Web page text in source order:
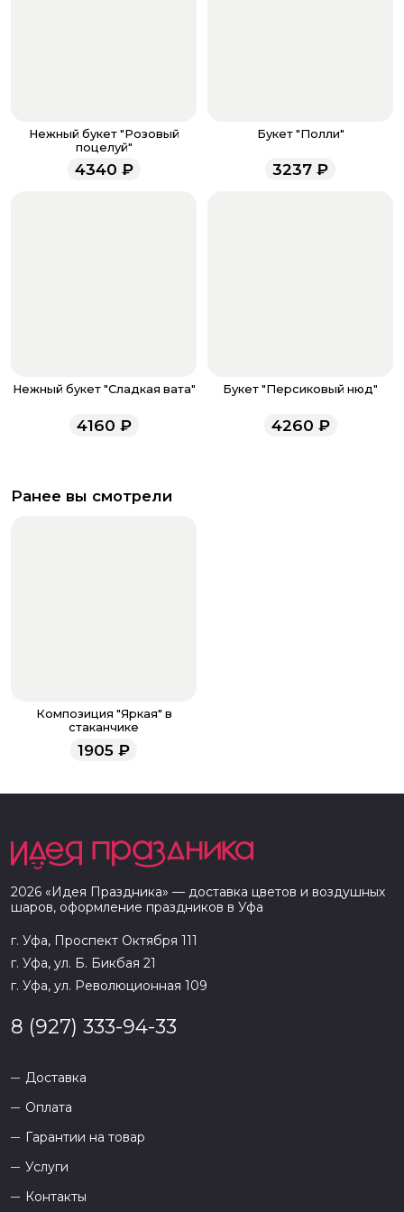
звоните по номеру телефона
8 (927) 936-71-86
напишите WhatsApp
+7 937 333-66-53
менеджеры работают ежедневно с 9.00 до 23.00 и
всегда рады проконсультировать вас.
Нежный букет "Розовый
поцелуй"
4340 ₽
Букет "Полли"
3237 ₽
Нежный букет "Сладкая вата"
4160 ₽
Букет "Персиковый нюд"
4260 ₽
Ранее вы смотрели
Композиция "Яркая" в
стаканчике
1905 ₽
2026 «Идея Праздника» — доставка цветов и воздушных
шаров, оформление праздников в Уфа
г. Уфа, Проспект Октября 111
г. Уфа, ул. Б. Бикбая 21
г. Уфа, ул. Революционная 109
8 (927) 333-94-33
Доставка
Оплата
Гарантии на товар
Услуги
Контакты